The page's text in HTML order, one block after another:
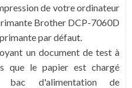
de votre ordinateur
Brother DCP-7060D
par défaut.
un document de test à
que le papier est chargé
bac d'alimentation de